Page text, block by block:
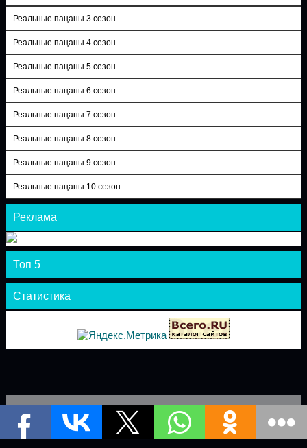
Реальные пацаны 3 сезон
Реальные пацаны 4 сезон
Реальные пацаны 5 сезон
Реальные пацаны 6 сезон
Реальные пацаны 7 сезон
Реальные пацаны 8 сезон
Реальные пацаны 9 сезон
Реальные пацаны 10 сезон
Реклама
Топ 5
Статистика
Теле-Шоу © 2026